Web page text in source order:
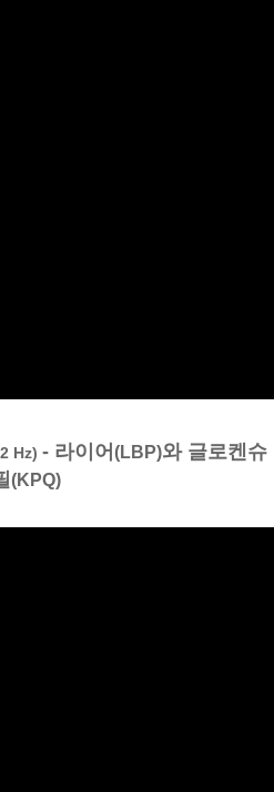
Hz) - 라이어 (LBP)와 글로켄슈
(KPQ)